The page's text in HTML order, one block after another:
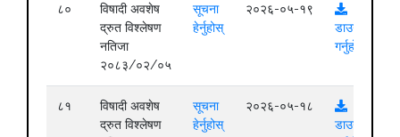
८०
विषादी अवशेष
द्रुत विश्लेषण
नतिजा
२०८३/०२/०५
सूचना
हेर्नुहोस्
२०२६-०५-१९
डाउनलोड
गर्नुहोस्
८१
विषादी अवशेष
द्रुत विश्लेषण
सूचना
हेर्नुहोस्
२०२६-०५-१८
डाउनलोड